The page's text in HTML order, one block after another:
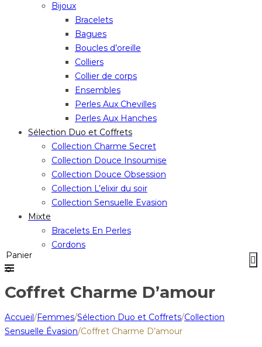
Bijoux
Bracelets
Bagues
Boucles d’oreille
Colliers
Collier de corps
Ensembles
Perles Aux Chevilles
Perles Aux Hanches
Sélection Duo et Coffrets
Collection Charme Secret
Collection Douce Insoumise
Collection Douce Obsession
Collection L’elixir du soir
Collection Sensuelle Evasion
Mixte
Bracelets En Perles
Cordons
Panier
0
Coffret Charme D’amour
Accueil/Femmes/Sélection Duo et Coffrets/Collection
Sensuelle Évasion/Coffret Charme D’amour